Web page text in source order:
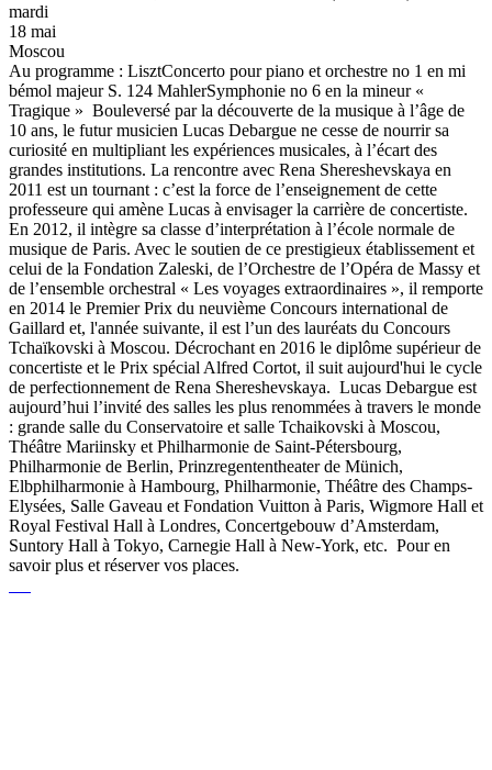
mardi
18 mai
Moscou
Au programme : LisztConcerto pour piano et orchestre no 1 en mi
bémol majeur S. 124 MahlerSymphonie no 6 en la mineur «
Tragique » Bouleversé par la découverte de la musique à l’âge de
10 ans, le futur musicien Lucas Debargue ne cesse de nourrir sa
curiosité en multipliant les expériences musicales, à l’écart des
grandes institutions. La rencontre avec Rena Shereshevskaya en
2011 est un tournant : c’est la force de l’enseignement de cette
professeure qui amène Lucas à envisager la carrière de concertiste.
En 2012, il intègre sa classe d’interprétation à l’école normale de
musique de Paris. Avec le soutien de ce prestigieux établissement et
celui de la Fondation Zaleski, de l’Orchestre de l’Opéra de Massy et
de l’ensemble orchestral « Les voyages extraordinaires », il remporte
en 2014 le Premier Prix du neuvième Concours international de
Gaillard et, l'année suivante, il est l’un des lauréats du Concours
Tchaïkovski à Moscou. Décrochant en 2016 le diplôme supérieur de
concertiste et le Prix spécial Alfred Cortot, il suit aujourd'hui le cycle
de perfectionnement de Rena Shereshevskaya. Lucas Debargue est
aujourd’hui l’invité des salles les plus renommées à travers le monde
: grande salle du Conservatoire et salle Tchaikovski à Moscou,
Théâtre Mariinsky et Philharmonie de Saint-Pétersbourg,
Philharmonie de Berlin, Prinzregententheater de Münich,
Elbphilharmonie à Hambourg, Philharmonie, Théâtre des Champs-
Elysées, Salle Gaveau et Fondation Vuitton à Paris, Wigmore Hall et
Royal Festival Hall à Londres, Concertgebouw d’Amsterdam,
Suntory Hall à Tokyo, Carnegie Hall à New-York, etc. Pour en
savoir plus et réserver vos places.